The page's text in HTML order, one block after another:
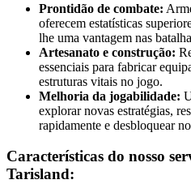
Prontidão de combate:
oferecem estatísticas
lhe uma vantagem nas
Artesanato e construção:
essenciais para fabricar
estruturas vitais no jogo.
Melhoria da jogabilidade:
explorar novas estratégias,
rapidamente e desbloquear
Características do nosso
Tarisland: